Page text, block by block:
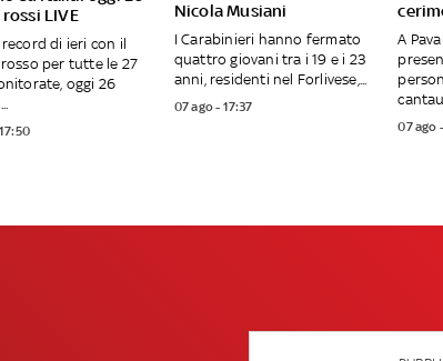
LIVE
di ieri con il
per tutte le 27
oggi 26
Nicola Musiani
I Carabinieri hanno fermato
quattro giovani tra i 19 e i 23
anni, residenti nel Forlivese,...
07 ago - 17:37
A
07 ago